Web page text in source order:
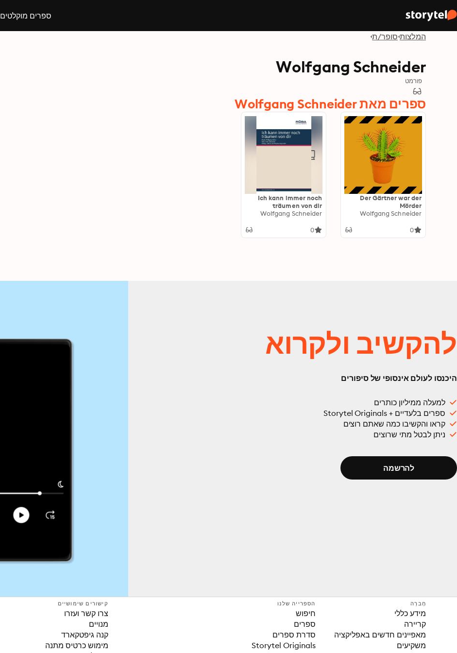
ספרים מוקלטים
המלצות סופר/ת
Wolfgang Schneider
פורמט
ספרים מאת Wolfgang Schneider
Der Gärtner war der
Mörder
Wolfgang Schneider
0
Ich kann immer noch
träumen von dir
Wolfgang Schneider
0
להקשיב ולקרוא
היכנסו לעולם אינסופי של סיפורים
למעלה ממיליון כותרים
ספרים בלעדיים + Storytel Originals
קראו והקשיבו כמה שאתם רוצים
ניתן לבטל מתי שרוצים
להרשמה
חֶברָה
מידע כללי
קריירה
מאפיינים חדשים באפליקציה
משקיעים
הספרייה שלנו
חיפוש
ספרים
סדרת ספרים
Storytel Originals
קישורים שימושיים
צרו קשר ועזרו
מנויים
קנה גיפטקארד
מימוש כרטיס מתנה